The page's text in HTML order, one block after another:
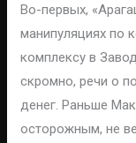
Во-первых,
манипуляциях по
комплексу в
скромно, речи о
денег. Раньше
осторожным, не